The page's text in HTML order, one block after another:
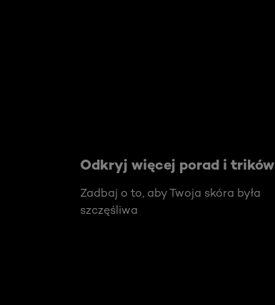
Odkryj więcej porad i trików
Zadbaj o to, aby Twoja skóra była
szczęśliwa